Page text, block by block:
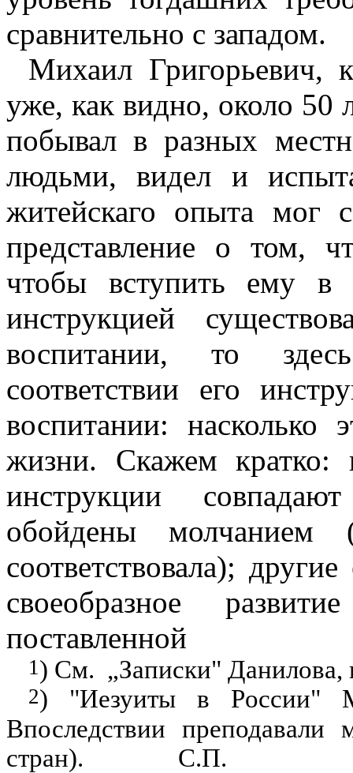
сравнительно с западом.
Михаил Григорьевич,
уже, как видно, около 50
побывал в разных
людьми, видел и
житейскаго опыта мог
представление о том,
чтобы вступить ему
инструкцией
воспитании, то
соответствии его
воспитании:
жизни. Скажем кратко:
инструкции
обойдены молчанием
соответствовала);
своеобразное
поставленной
1 ) См. „Записки" Данилова,
2) "Иезуиты в Poccии"
Впоследствии
стран).
С.П.